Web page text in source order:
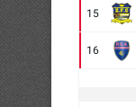
15
16